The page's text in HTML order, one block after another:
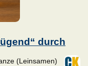
durch
(Leinsamen)